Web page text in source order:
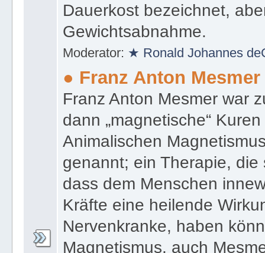
Dauerkost bezeichnet,
Gewichtsabnahme.
Moderator: ★ Ronald Johannes
● Franz Anton Mesmer
Franz Anton Mesmer war
dann „magnetische“
Animalischen
genannt; ein Therapie,
dass dem Menschen
Kräfte eine heilende
Nervenkranke, haben
Magnetismus, auch